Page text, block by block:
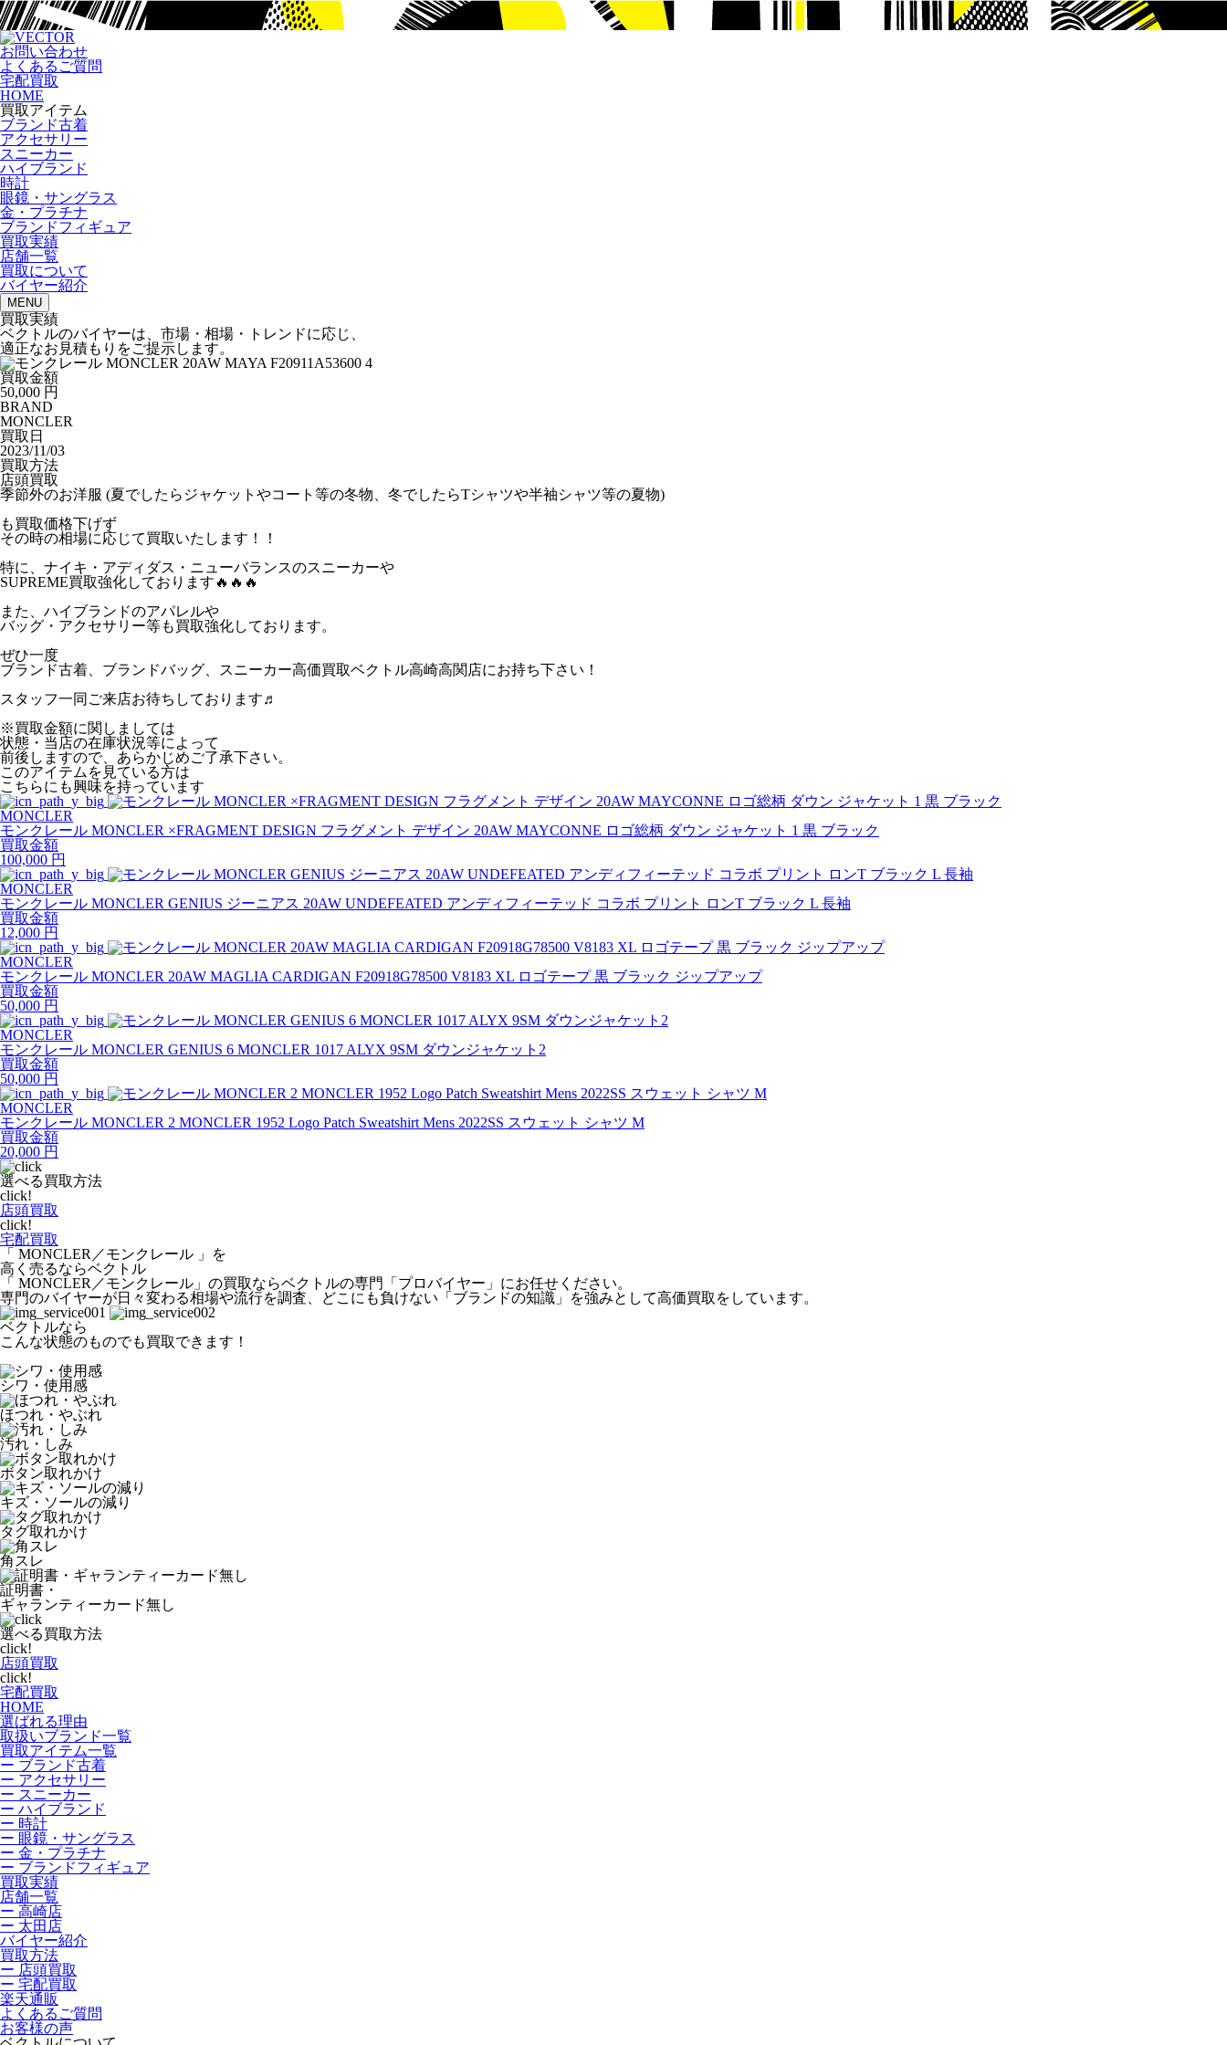
お問い合わせ
よくあるご質問
宅配買取
HOME
買取アイテム
ブランド古着
アクセサリー
スニーカー
ハイブランド
時計
眼鏡・サングラス
金・プラチナ
ブランドフィギュア
買取実績
店舗一覧
買取について
バイヤー紹介
MENU
買取実績
ベクトルのバイヤーは、市場・相場・トレンドに応じ、
適正なお見積もりをご提示します。
買取金額
50,000 円
BRAND
MONCLER
買取日
2023/11/03
買取方法
店頭買取
季節外のお洋服 (夏でしたらジャケットやコート等の冬物、冬でしたらTシャツや半袖シャツ等の夏物)
も買取価格下げず
その時の相場に応じて買取いたします！！
特に、ナイキ・アディダス・ニューバランスのスニーカーや
SUPREME買取強化しております🔥🔥🔥
また、ハイブランドのアパレルや
バッグ・アクセサリー等も買取強化しております。
ぜひ一度
ブランド古着、ブランドバッグ、スニーカー高価買取ベクトル高崎高関店にお持ち下さい！
スタッフ一同ご来店お待ちしております♬
※買取金額に関しましては
状態・当店の在庫状況等によって
前後しますので、あらかじめご了承下さい。
このアイテムを見ている方は
こちらにも興味を持っています
MONCLER
モンクレール MONCLER ×FRAGMENT DESIGN フラグメント デザイン 20AW MAYCONNE ロゴ総柄 ダウン ジャケット 1 黒 ブラック
買取金額
100,000 円
MONCLER
モンクレール MONCLER GENIUS ジーニアス 20AW UNDEFEATED アンディフィーテッド コラボ プリント ロンT ブラック L 長袖
買取金額
12,000 円
MONCLER
モンクレール MONCLER 20AW MAGLIA CARDIGAN F20918G78500 V8183 XL ロゴテープ 黒 ブラック ジップアップ
買取金額
50,000 円
MONCLER
モンクレール MONCLER GENIUS 6 MONCLER 1017 ALYX 9SM ダウンジャケット2
買取金額
50,000 円
MONCLER
モンクレール MONCLER 2 MONCLER 1952 Logo Patch Sweatshirt Mens 2022SS スウェット シャツ M
買取金額
20,000 円
選べる買取方法
click!
店頭買取
click!
宅配買取
「 MONCLER／モンクレール 」を
高く売るならベクトル
「 MONCLER／モンクレール」の買取ならベクトルの専門「プロバイヤー」にお任せください。
専門のバイヤーが日々変わる相場や流行を調査、どこにも負けない「ブランドの知識」を強みとして高価買取をしています。
ベクトルなら
こんな状態のものでも買取できます！
シワ・使用感
ほつれ・やぶれ
汚れ・しみ
ボタン取れかけ
キズ・ソールの減り
タグ取れかけ
角スレ
証明書・
ギャランティーカード無し
選べる買取方法
click!
店頭買取
click!
宅配買取
HOME
選ばれる理由
取扱いブランド一覧
買取アイテム一覧
ー ブランド古着
ー アクセサリー
ー スニーカー
ー ハイブランド
ー 時計
ー 眼鏡・サングラス
ー 金・プラチナ
ー ブランドフィギュア
買取実績
店舗一覧
ー 高崎店
ー 太田店
バイヤー紹介
買取方法
ー 店頭買取
ー 宅配買取
楽天通販
よくあるご質問
お客様の声